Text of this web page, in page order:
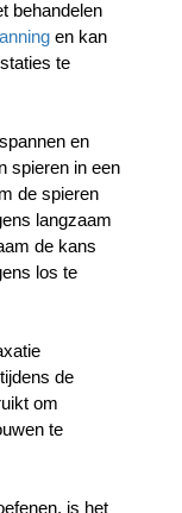
behandelen
en kan
te
en
spieren in een
de spieren
langzaam
de kans
los te
de
om
te
is het